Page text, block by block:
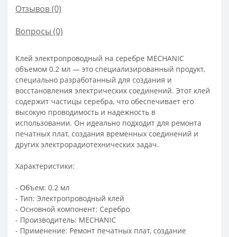
Отзывов (0)
Вопросы (0)
Клей электропроводный на серебре MECHANIC
объемом 0.2 мл — это специализированный продукт,
специально разработанный для создания и
восстановления электрических соединений. Этот клей
содержит частицы серебра, что обеспечивает его
высокую проводимость и надежность в
использовании. Он идеально подходит для ремонта
печатных плат, создания временных соединений и
других электрорадиотехнических задач.
Характеристики:
- Объем: 0.2 мл
- Тип: Электропроводный клей
- Основной компонент: Серебро
- Производитель: MECHANIC
- Применение: Ремонт печатных плат, создание